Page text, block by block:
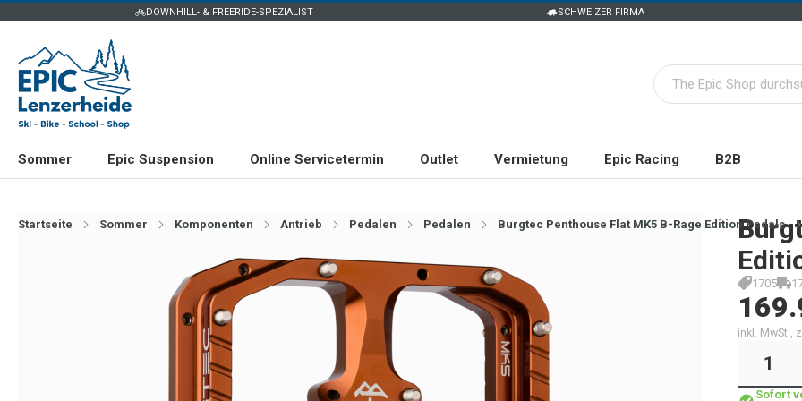
DOWNHILL- & FREERIDE-SPEZIALIST SCHWEIZER FIRMA
Sommer Epic Suspension Online Servicetermin Outlet Vermietung Epic Racing B2B
Startseite Sommer Komponenten Antrieb Pedalen Pedalen Burgtec Penthouse Flat MK5 B-Rage Edition Pedals
1705
inkl. MwSt.,
Sofort